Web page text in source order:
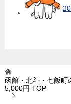
函館・北斗・七飯町
5,000円 TOP